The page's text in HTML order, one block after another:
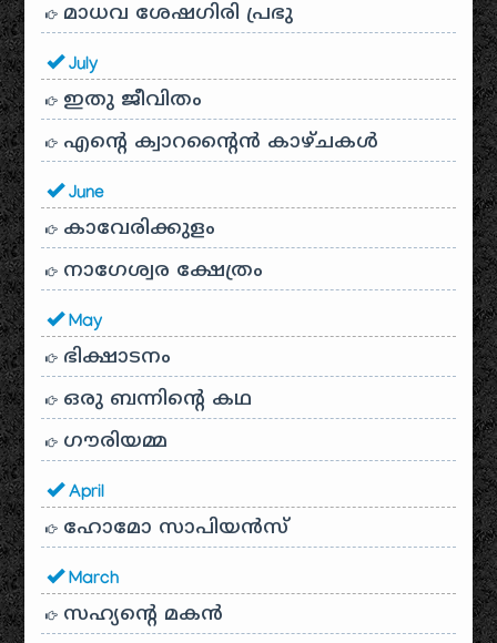
മാധവ ശേഷഗിരി പ്രഭു
July
ഇതു ജീവിതം
എന്റെ ക്വാറന്റൈൻ കാഴ്ചകൾ
June
കാവേരിക്കുളം
നാഗേശ്വര ക്ഷേത്രം
May
ഭിക്ഷാടനം
ഒരു ബന്നിന്റെ കഥ
ഗൗരിയമ്മ
April
ഹോമോ സാപിയൻസ്
March
സഹ്യന്റെ മകൻ